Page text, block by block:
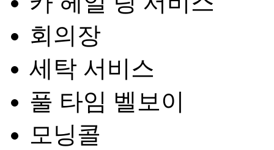
회의장
세탁 서비스
풀 타임 벨보이
모닝콜